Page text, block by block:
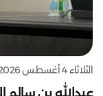
الثلاثاء 4 أغسطس 2026